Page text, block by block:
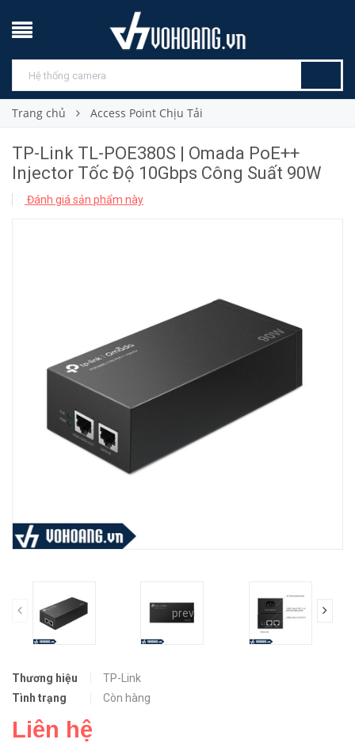
Trang chủ Access Point Chịu Tải
TP-Link TL-POE380S | Omada PoE++
Injector Tốc Độ 10Gbps Công Suất 90W
Đánh giá sản phẩm này
prev
Thương hiệu
TP-Link
Tình trạng
Còn hàng
Liên hệ